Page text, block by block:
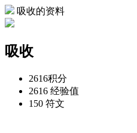
吸收的资料
吸收
2616积分
2616 经验值
150 符文